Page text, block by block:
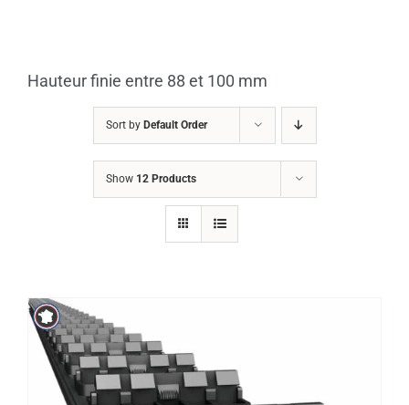
Hauteur finie entre 88 et 100 mm
Sort by Default Order
Show 12 Products